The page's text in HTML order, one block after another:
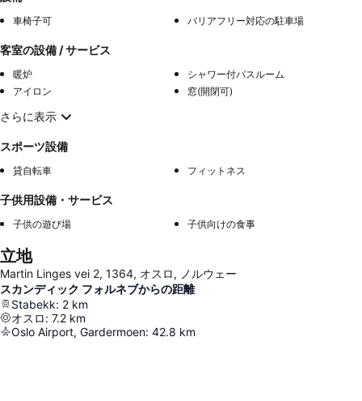
車椅子可 バリアフリー対応の駐車場
客室の設備 / サービス
暖炉
シャワー付バスルーム
アイロン
窓(開閉可)
さらに表示
スポーツ設備
貸自転車 フィットネス
子供用設備・サービス
子供の遊び場 子供向けの食事
立地
Martin Linges vei 2, 1364, オスロ, ノルウェー
スカンディック フォルネブからの距離
Stabekk: 2 km
オスロ: 7.2 km
Oslo Airport, Gardermoen: 42.8 km